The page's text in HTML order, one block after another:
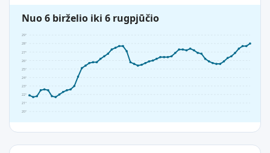
Nuo 6 birželio iki 6 rugpjūčio
20°
21°
22°
23°
24°
25°
26°
27°
28°
29°